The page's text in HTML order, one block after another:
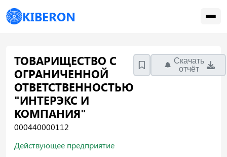
KIBERON
ТОВАРИЩЕСТВО С
ОГРАНИЧЕННОЙ
ОТВЕТСТВЕННОСТЬЮ
"ИНТЕРЭКС И
КОМПАНИЯ"
000440000112
Скачать
отчёт
Действующее предприятие